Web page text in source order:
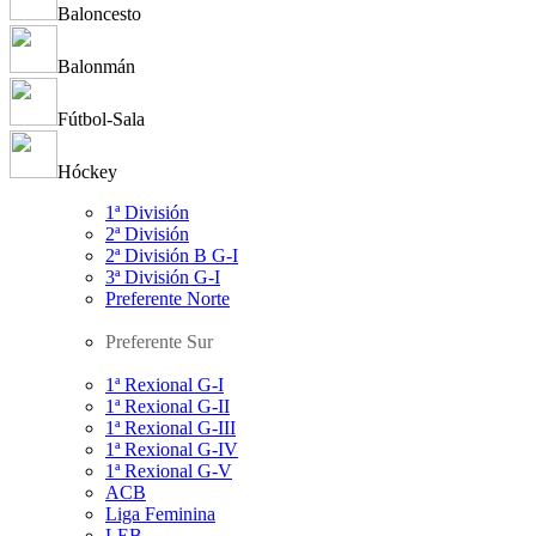
Baloncesto
Balonmán
Fútbol-Sala
Hóckey
1ª División
2ª División
2ª División B G-I
3ª División G-I
Preferente Norte
Preferente Sur
1ª Rexional G-I
1ª Rexional G-II
1ª Rexional G-III
1ª Rexional G-IV
1ª Rexional G-V
ACB
Liga Feminina